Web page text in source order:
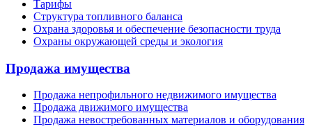
Тарифы
Структура топливного баланса
Охрана здоровья и обеспечение безопасности труда
Охраны окружающей среды и экология
Продажа имущества
Продажа непрофильного недвижимого имущества
Продажа движимого имущества
Продажа невостребованных материалов и оборудования